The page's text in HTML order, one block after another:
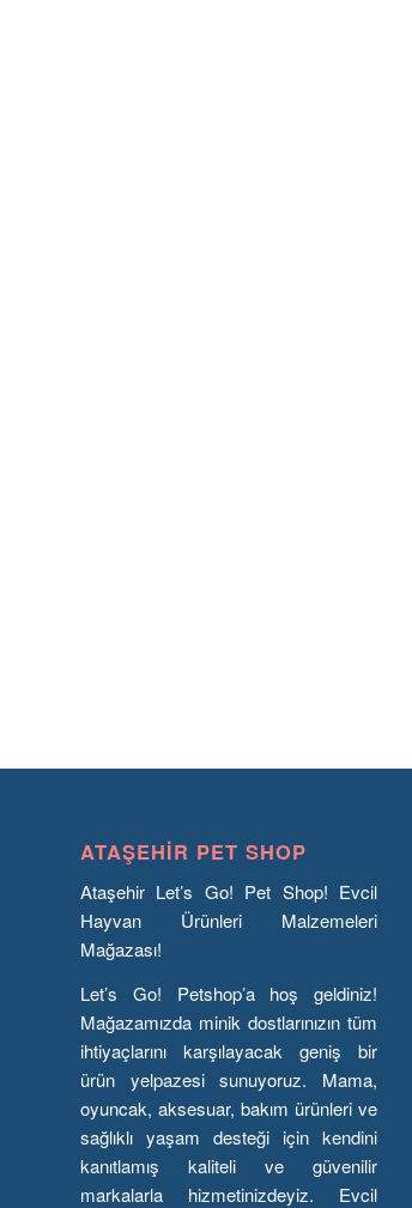
ATAŞEHIR PET SHOP
Ataşehir Let’s Go! Pet Shop! Evcil
Hayvan Ürünleri Malzemeleri
Mağazası!
Let’s Go! Petshop’a hoş geldiniz!
Mağazamızda minik dostlarınızın tüm
ihtiyaçlarını karşılayacak geniş bir
ürün yelpazesi sunuyoruz. Mama,
oyuncak, aksesuar, bakım ürünleri ve
sağlıklı yaşam desteği için kendini
kanıtlamış kaliteli ve güvenilir
markalarla hizmetinizdeyiz. Evcil